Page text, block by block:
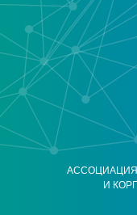
АССОЦИАЦИЯ
И